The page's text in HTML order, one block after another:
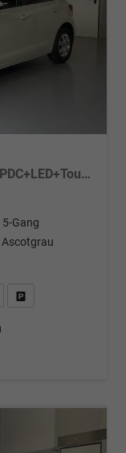
1.0 MPI Sitzheizung+AppConnect+PDC+LED+Touch+Lichtsensor+MultiLenkrad
Gang
Ascotgrau
Sie an
PDF-Datei, Fahrzeugexposé